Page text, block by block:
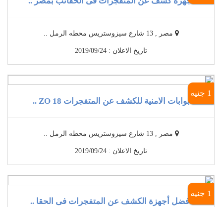
مصر , 13 شارع سيزوستريس محطه الرمل ..
تاريخ الاعلان : 2019/09/24
1 جنيه
بوابات الامنية للكشف عن المتفجرات 18 ZO ..
مصر , 13 شارع سيزوستريس محطه الرمل ..
تاريخ الاعلان : 2019/09/24
1 جنيه
أفضل أجهزة الكشف عن المتفجرات فى الحقا ..